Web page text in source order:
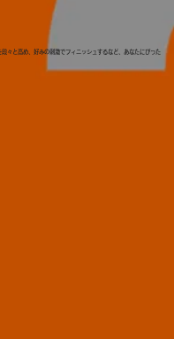
々と高め、好みの刺激でフィニッシュするなど、あなたにぴった